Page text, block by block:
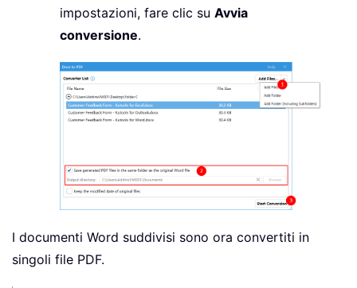
impostazioni, fare clic su Avvia
conversione.
I documenti Word suddivisi sono ora convertiti in
singoli file PDF.